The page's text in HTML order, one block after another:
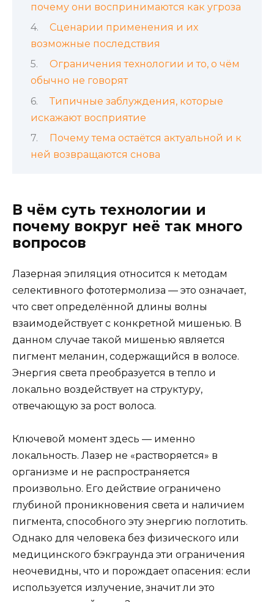
почему они воспринимаются как угроза
Сценарии применения и их
возможные последствия
Ограничения технологии и то, о чём
обычно не говорят
Типичные заблуждения, которые
искажают восприятие
Почему тема остаётся актуальной и к
ней возвращаются снова
В чём суть технологии и
почему вокруг неё так много
вопросов
Лазерная эпиляция относится к методам
селективного фототермолиза — это означает,
что свет определённой длины волны
взаимодействует с конкретной мишенью. В
данном случае такой мишенью является
пигмент меланин, содержащийся в волосе.
Энергия света преобразуется в тепло и
локально воздействует на структуру,
отвечающую за рост волоса.
Ключевой момент здесь — именно
локальность. Лазер не «растворяется» в
организме и не распространяется
произвольно. Его действие ограничено
глубиной проникновения света и наличием
пигмента, способного эту энергию поглотить.
Однако для человека без физического или
медицинского бэкграунда эти ограничения
неочевидны, что и порождает опасения: если
используется излучение, значит ли это